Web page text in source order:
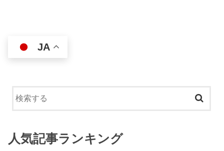
JA
人気記事ランキング